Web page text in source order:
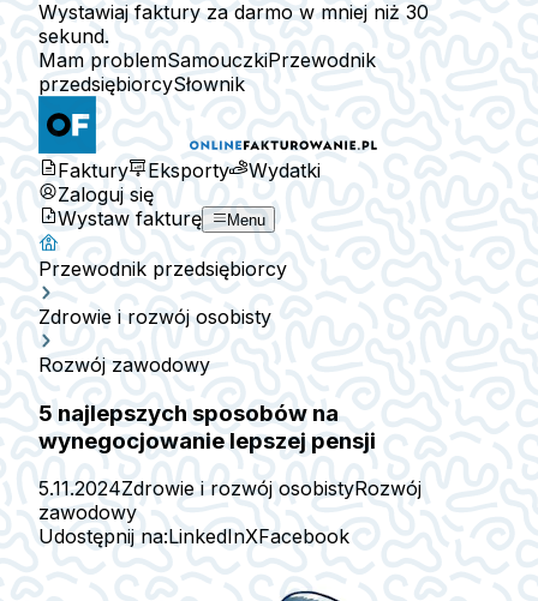
Wystawiaj faktury za darmo w mniej niż 30
sekund.
Mam problemSamouczkiPrzewodnik
przedsiębiorcySłownik
Faktury Eksporty
Wydatki
Zaloguj się
Wystaw fakturę
Menu
Przewodnik przedsiębiorcy
Zdrowie i rozwój osobisty
Rozwój zawodowy
5 najlepszych sposobów na
wynegocjowanie lepszej pensji
5.11.2024Zdrowie i rozwój osobistyRozwój
zawodowy
Udostępnij na:LinkedInXFacebook